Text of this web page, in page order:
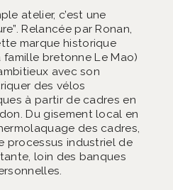
atelier, c’est une
Relancée par Ronan,
marque historique
famille bretonne Le Mao)
avec son
des vélos
à partir de cadres en
Du gisement local en
des cadres,
processus industriel de
loin des banques